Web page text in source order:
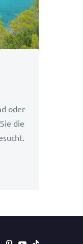
oder
die